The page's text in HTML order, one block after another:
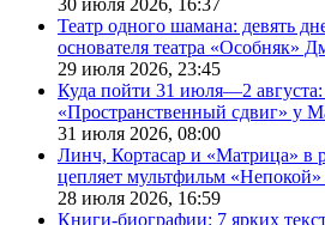
30 июля 2026, 16:37
Театр одного шамана: девять
основателя театра «Особняк»
29 июля 2026, 23:45
Куда пойти 31 июля—2
«Пространственный сдвиг» у
31 июля 2026, 08:00
Линч, Кортасар и «Матрица» в
цепляет мультфильм
28 июля 2026, 16:59
Книги-биографии: 7 ярких